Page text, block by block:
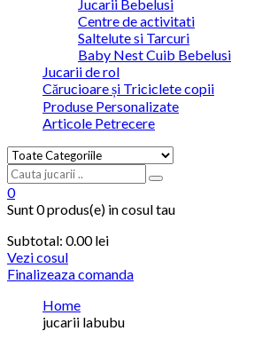
Jucarii Bebelusi
Centre de activitati
Saltelute si Tarcuri
Baby Nest Cuib Bebelusi
Jucarii de rol
Cărucioare și Triciclete copii
Produse Personalizate
Articole Petrecere
0
Sunt0 produs(e) in cosul tau
Subtotal: 0.00lei
Vezi cosul
Finalizeaza comanda
Home
jucarii labubu